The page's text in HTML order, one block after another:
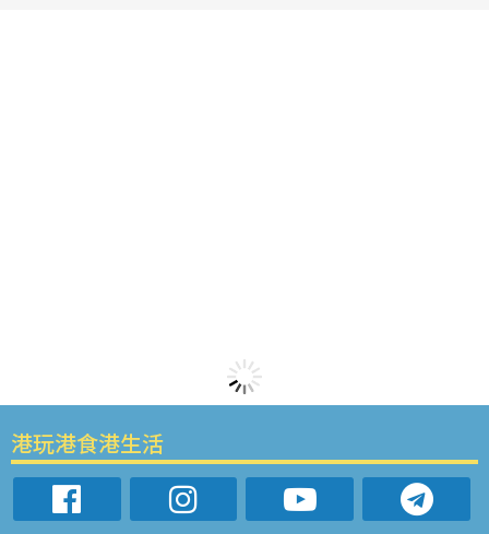
港玩港食港生活